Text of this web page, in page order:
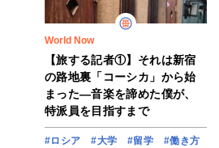
World Now
【旅する記者①】それは新宿
の路地裏「コーシカ」から始
まった―音楽を諦めた僕が、
特派員を目指すまで
#ロシア #大学 #留学
#働き方